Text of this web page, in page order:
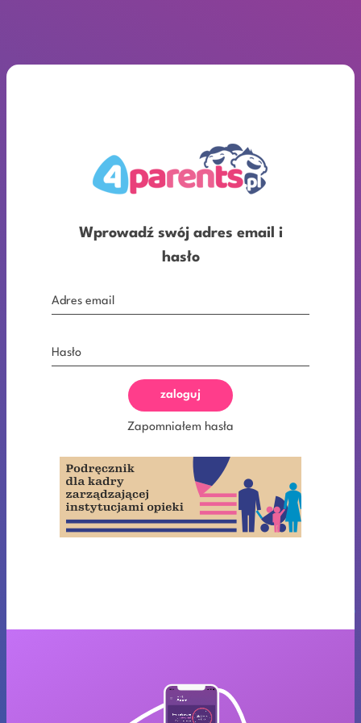
Wprowadź swój adres email i
hasło
Adres email
Hasło
zaloguj
Zapomniałem hasła